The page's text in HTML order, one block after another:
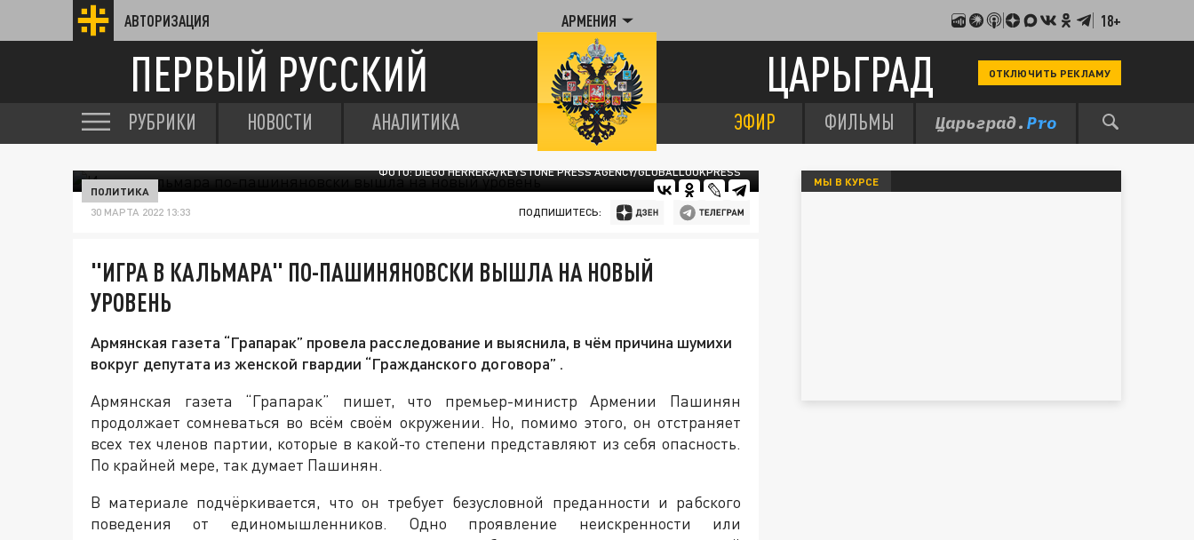
АВТОРИЗАЦИЯ АРМЕНИЯ 18+
ПЕРВЫЙ РУССКИЙ ЦАРЬГРАД ОТКЛЮЧИТЬ РЕКЛАМУ
РУБРИКИ НОВОСТИ АНАЛИТИКА ЭФИР ФИЛЬМЫ
ФОТО: DIEGO HERRERA/KEYSTONE PRESS AGENCY/GLOBALLOOKPRESS
ПОЛИТИКА
30 МАРТА 2022 13:33 ПОДПИШИТЕСЬ:
"ИГРА В КАЛЬМАРА" ПО-ПАШИНЯНОВСКИ ВЫШЛА НА НОВЫЙ
УРОВЕНЬ
Армянская газета “Грапарак” провела расследование и выяснила, в чём причина шумихи
вокруг депутата из женской гвардии “Гражданского договора” .
Армянская газета “Грапарак” пишет, что премьер-министр Армении Пашинян
продолжает сомневаться во всём своём окружении. Но, помимо этого, он отстраняет
всех тех членов партии, которые в какой-то степени представляют из себя опасность.
По крайней мере, так думает Пашинян.
В материале подчёркивается, что он требует безусловной преданности и рабского
поведения от единомышленников. Одно проявление неискренности или
МЫ В КУРСЕ